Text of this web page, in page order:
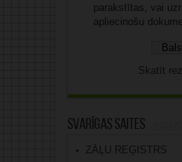
parakstītas, vai
apliecinošu
Skatīt
Svarīgas saites
ZĀĻU REĢISTRS